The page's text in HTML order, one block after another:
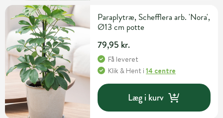
Paraplytræ, Schefflera arb. 'Nora',
Ø13 cm potte
79,95 kr.
Få leveret
Klik & Hent i14 centre
Læg i kurv